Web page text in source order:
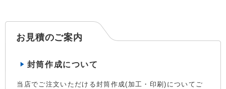
お見積のご案内
封筒作成について
当店でご注文いただける封筒作成(加工・印刷)についてご